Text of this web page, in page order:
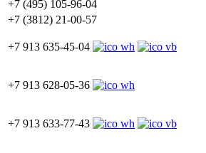
+7 (495) 105-96-04
+7 (3812) 21-00-57
+7 913 635-45-04
+7 913 628-05-36
+7 913 633-77-43